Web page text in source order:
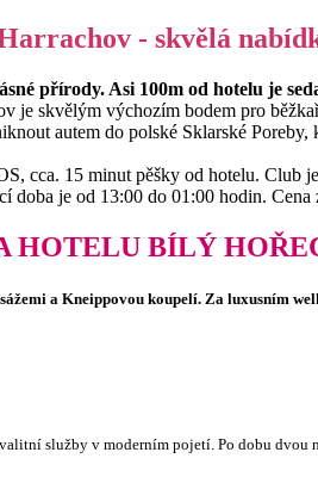
- skvělá
přírody. Asi 100m od hotelu je
je skvělým výchozím bodem pro
autem do polské Sklarské
cca. 15 minut pěšky od hotelu.
doba je od 13:00 do 01:00 hodin.
HOTELU BÍLÝ
a Kneippovou koupelí. Za luxusním
služby v moderním pojetí. Po dobu